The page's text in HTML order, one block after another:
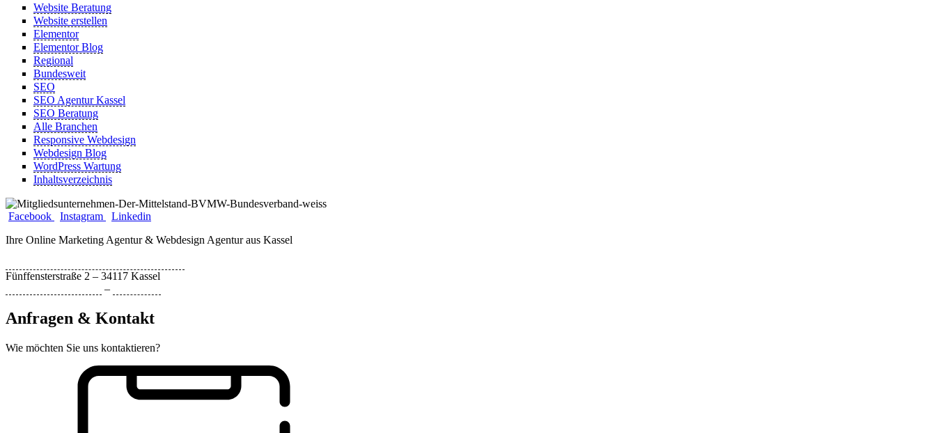
Website Beratung
Website erstellen
Elementor
Elementor Blog
Regional
Bundesweit
SEO
SEO Agentur Kassel
SEO Beratung
Alle Branchen
Responsive Webdesign
Webdesign Blog
WordPress Wartung
Inhaltsverzeichnis
Facebook Instagram
Linkedin
Ihre Online Marketing Agentur & Webdesign Agentur aus Kassel
Fünffensterstraße 2 – 34117 Kassel
–
Anfragen & Kontakt
Wie möchten Sie uns kontaktieren?